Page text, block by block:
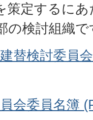
策定するに
の検討組織で
替検討委員
会委員名簿